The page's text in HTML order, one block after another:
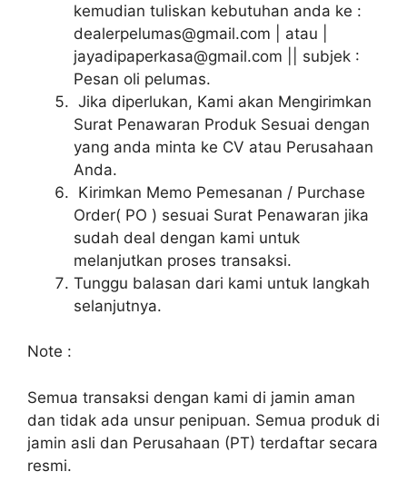
kemudian tuliskan kebutuhan anda ke :
dealerpelumas@gmail.com | atau |
jayadipaperkasa@gmail.com || subjek :
Pesan oli pelumas.
Jika diperlukan, Kami akan Mengirimkan
Surat Penawaran Produk Sesuai dengan
yang anda minta ke CV atau Perusahaan
Anda.
Kirimkan Memo Pemesanan / Purchase
Order( PO ) sesuai Surat Penawaran jika
sudah deal dengan kami untuk
melanjutkan proses transaksi.
Tunggu balasan dari kami untuk langkah
selanjutnya.
Note :
Semua transaksi dengan kami di jamin aman
dan tidak ada unsur penipuan. Semua produk di
jamin asli dan Perusahaan (PT) terdaftar secara
resmi.